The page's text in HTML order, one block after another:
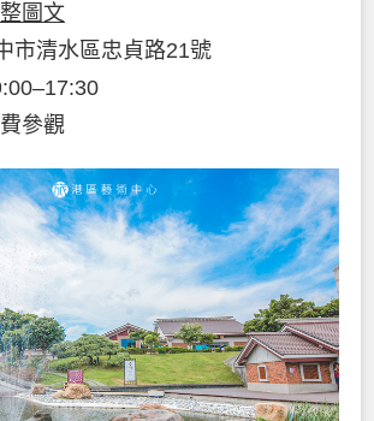
圖文
市清水區忠貞路21號
參觀